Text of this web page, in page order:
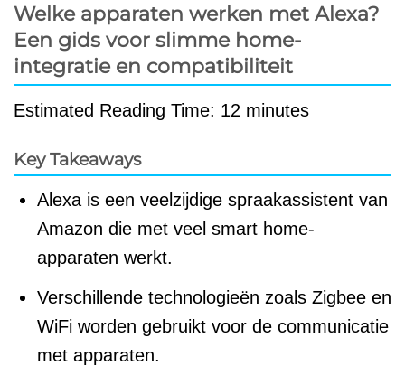
Welke apparaten werken met Alexa?
Een gids voor slimme home-
integratie en compatibiliteit
Estimated Reading Time: 12 minutes
Key Takeaways
Alexa is een veelzijdige spraakassistent van
Amazon die met veel smart home-
apparaten werkt.
Verschillende technologieën zoals Zigbee en
WiFi worden gebruikt voor de communicatie
met apparaten.